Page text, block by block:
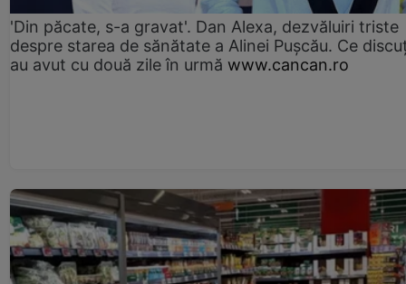
'Din păcate, s-a gravat'. Dan Alexa, dezvăluiri triste
despre starea de sănătate a Alinei Pușcău. Ce
au avut cu două zile în urmă www.cancan.ro